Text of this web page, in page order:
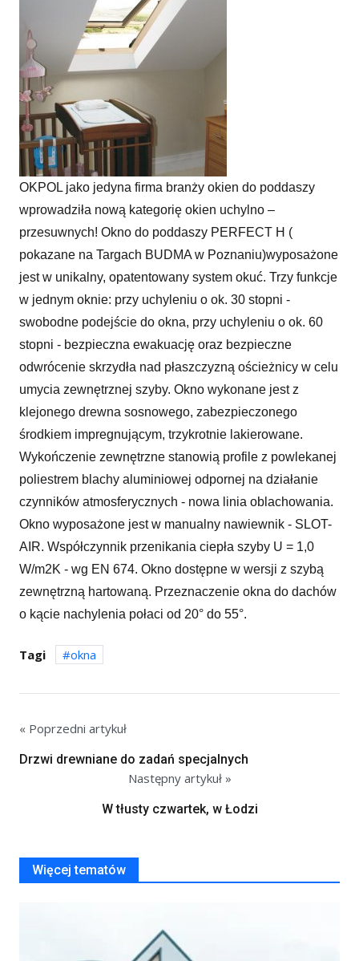
Uchylnie i przesuwnie na poddaszu.
OKPOL jako jedyna firma branży okien do poddaszy
wprowadziła nową kategorię okien uchylno –
przesuwnych! Okno do poddaszy PERFECT H (
pokazane na Targach BUDMA w Poznaniu)wyposażone
jest w unikalny, opatentowany system okuć. Trzy funkcje
w jednym oknie: przy uchyleniu o ok. 30 stopni -
swobodne podejście do okna, przy uchyleniu o ok. 60
stopni - bezpieczna ewakuację oraz bezpieczne
odwrócenie skrzydła nad płaszczyzną ościeżnicy w celu
umycia zewnętrznej szyby. Okno wykonane jest z
klejonego drewna sosnowego, zabezpieczonego
środkiem impregnującym, trzykrotnie lakierowane.
Wykończenie zewnętrzne stanowią profile z powlekanej
poliestrem blachy aluminiowej odpornej na działanie
czynników atmosferycznych - nowa linia oblachowania.
Okno wyposażone jest w manualny nawiewnik - SLOT-
AIR. Współczynnik przenikania ciepła szyby U = 1,0
W/m2K - wg EN 674. Okno dostępne w wersji z szybą
zewnętrzną hartowaną. Przeznaczenie okna do dachów
o kącie nachylenia połaci od 20° do 55°.
Tagi okna
« Poprzedni artykuł
Drzwi drewniane do zadań specjalnych
Następny artykuł »
W tłusty czwartek, w Łodzi
Więcej tematów